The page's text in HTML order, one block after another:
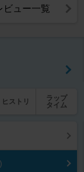
ビュー一覧
ヒストリ
ラップ
タイム